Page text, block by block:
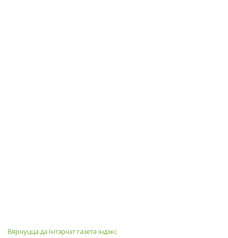
Вярнуцца да Інтэрнэт газета індэкс